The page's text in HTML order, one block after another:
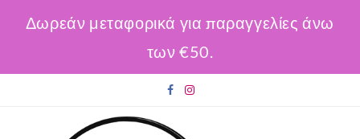
Δωρεάν μεταφορικά για παραγγελίες άνω
των €50.